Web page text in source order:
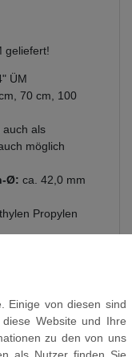
geliefert!
ÜM
70 cm, 100
auch als
möglich
Ø: ca. 42,0 mm
Propylen
Einige von diesen sind
Website und Ihre
zu den von uns
als Nutzer finden Sie